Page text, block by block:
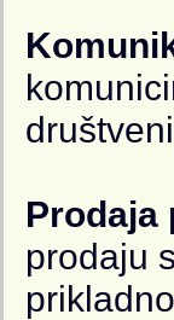
Prodaja
prodaju